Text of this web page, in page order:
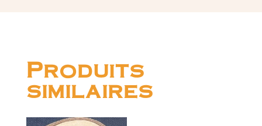
Produits
similaires